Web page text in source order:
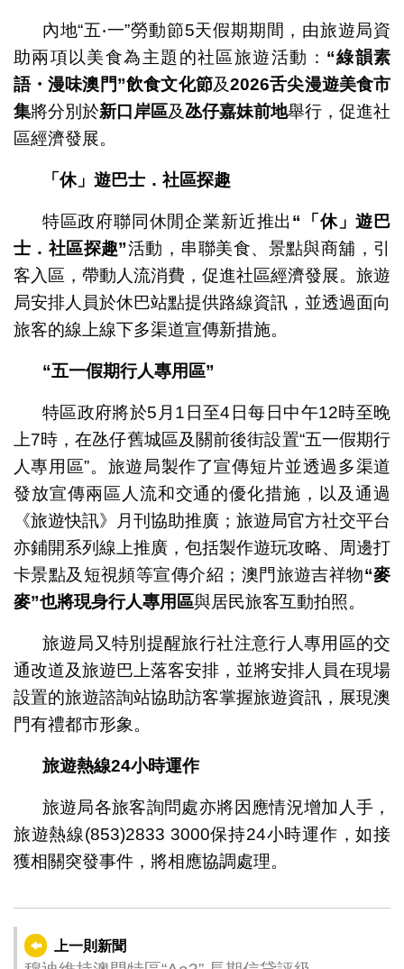
內地“五‧一”勞動節5天假期期間，由旅遊局資
助兩項以美食為主題的社區旅遊活動： “綠韻素
語・漫味澳門”飲食文化節及2026舌尖漫遊美食市
集將分別於新口岸區及氹仔嘉妹前地舉行，促進社
區經濟發展。
「休」遊巴士．社區探趣
特區政府聯同休閒企業新近推出 “
「休」遊巴
士．社區探趣”活動，串聯美食、景點與商舖，引
客入區，帶動人流消費，促進社區經濟發展。旅遊
局安排人員於休巴站點提供路線資訊，並透過面向
旅客的線上線下多渠道宣傳新措施。
“五一假期行人專用區”
特區政府將於5月1日至4日每日中午12時至晚
上7時，在氹仔舊城區及關前後街設置“五一假期行
人專用區”。旅遊局製作了宣傳短片並透過多渠道
發放宣傳兩區人流和交通的優化措施，以及通過
《旅遊快訊》月刊協助推廣；旅遊局官方社交平台
亦鋪開系列線上推廣，包括製作遊玩攻略、周邊打
卡景點及短視頻等宣傳介紹；澳門旅遊吉祥物“麥
麥”也將現身行人專用區與居民旅客互動拍照。
旅遊局又特別提醒旅行社注意行人專用區的交
通改道及旅遊巴上落客安排，並將安排人員在現場
設置的旅遊諮詢站協助訪客掌握旅遊資訊，展現澳
門有禮都市形象。
旅遊熱線24小時運作
旅遊局各旅客詢問處亦將因應情況增加人手，
旅遊熱線(853)2833 3000保持24小時運作，如接
獲相關突發事件，將相應協調處理。
上一則新聞